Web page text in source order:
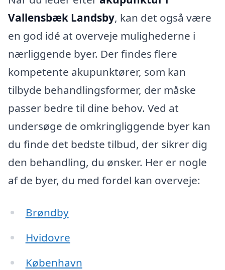
Vallensbæk Landsby, kan det også være
en god idé at overveje mulighederne i
nærliggende byer. Der findes flere
kompetente akupunktører, som kan
tilbyde behandlingsformer, der måske
passer bedre til dine behov. Ved at
undersøge de omkringliggende byer kan
du finde det bedste tilbud, der sikrer dig
den behandling, du ønsker. Her er nogle
af de byer, du med fordel kan overveje:
Brøndby
Hvidovre
København